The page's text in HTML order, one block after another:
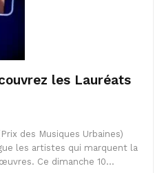
les Lauréats
des Musiques Urbaines)
les artistes qui marquent la
Ce dimanche 10…